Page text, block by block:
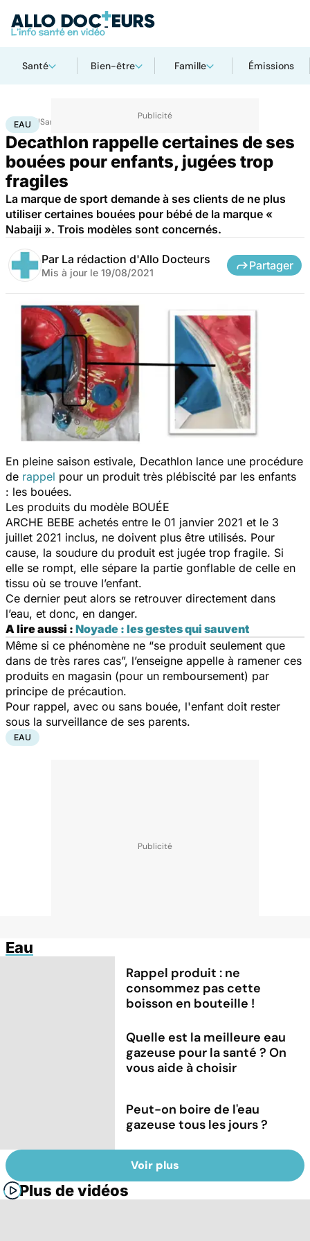
Santé Bien-être Famille Émissions
AccueilSanté
EAU
Decathlon rappelle certaines de ses
bouées pour enfants, jugées trop
fragiles
La marque de sport demande à ses clients de ne plus
utiliser certaines bouées pour bébé de la marque «
Nabaiji ». Trois modèles sont concernés.
Par La rédaction d'Allo Docteurs
Mis à jour le 19/08/2021
Partager
En pleine saison estivale, Decathlon lance une procédure
de rappel pour un produit très plébiscité par les enfants
: les bouées.
Les produits du modèle BOUÉE
ARCHE BEBE achetés entre le 01 janvier 2021 et le 3
juillet 2021 inclus, ne doivent plus être utilisés. Pour
cause, la soudure du produit est jugée trop fragile. Si
elle se rompt, elle sépare la partie gonflable de celle en
tissu où se trouve l’enfant.
Ce dernier peut alors se retrouver directement dans
l’eau, et donc, en danger.
A lire aussi : Noyade : les gestes qui sauvent
Même si ce phénomène ne “se produit seulement que
dans de très rares cas”, l’enseigne appelle à ramener ces
produits en magasin (pour un remboursement) par
principe de précaution.
Pour rappel, avec ou sans bouée, l'enfant doit rester
sous la surveillance de ses parents.
EAU
Eau
Rappel produit : ne
consommez pas cette
boisson en bouteille !
Quelle est la meilleure eau
gazeuse pour la santé ? On
vous aide à choisir
Peut-on boire de l'eau
gazeuse tous les jours ?
Voir plus
Plus de vidéos